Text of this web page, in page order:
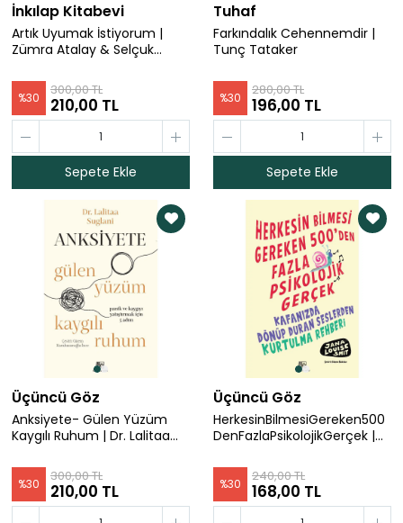
İnkılap Kitabevi
Artık Uyumak İstiyorum |
Zümra Atalay & Selçuk
%30 300,00 TL
210,00 TL
Sepete Ekle
Tuhaf
Farkındalık Cehennemdir |
Tunç Tataker
%30 280,00 TL
196,00 TL
Sepete Ekle
Üçüncü Göz
Anksiyete- Gülen Yüzüm
Kaygılı Ruhum | Dr. Lalitaa
%30 300,00 TL
210,00 TL
Üçüncü Göz
HerkesinBilmesiGereken500
DenFazlaPsikolojikGerçek |
%30 240,00 TL
168,00 TL